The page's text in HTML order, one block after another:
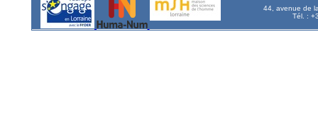
44, avenue de
Tél. :